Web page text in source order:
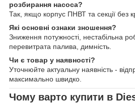
розбирання насоса?
Так, якщо корпус ПНВТ та секції без
Які основні ознаки зношення?
Зниження потужності, нестабільна
перевитрата палива, димність.
Чи є товар у наявності?
Уточнюйте актуальну наявність -
максимально швидко.
Чому варто купити в